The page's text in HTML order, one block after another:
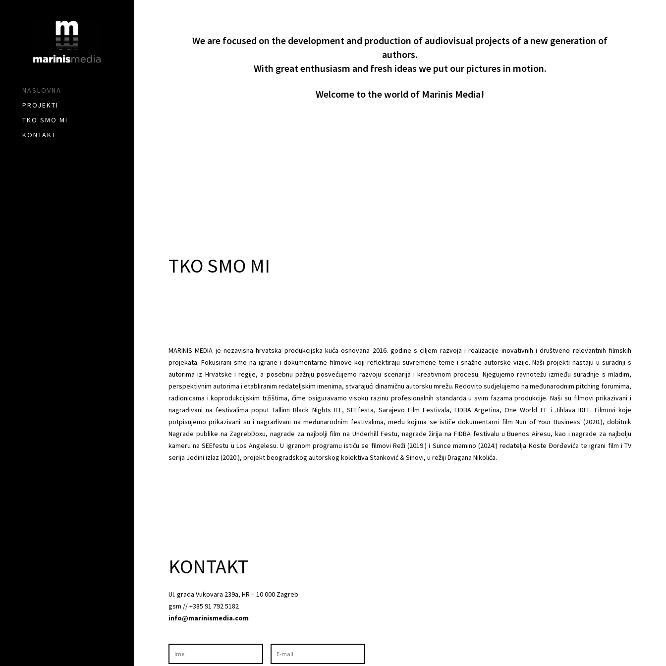
NASLOVNA
PROJEKTI
TKO SMO MI
KONTAKT
We are focused on the development and production of audiovisual projects of a new generation of
authors.
With great enthusiasm and fresh ideas we put our pictures in motion.
Welcome to the world of Marinis Media!
TKO SMO MI
MARINIS MEDIA je nezavisna hrvatska produkcijska kuća osnovana 2016. godine s ciljem razvoja i realizacije inovativnih i društveno relevantnih filmskih
projekata. Fokusirani smo na igrane i dokumentarne filmove koji reflektiraju suvremene teme i snažne autorske vizije. Naši projekti nastaju u suradnji s
autorima iz Hrvatske i regije, a posebnu pažnju posvećujemo razvoju scenarija i kreativnom procesu. Njegujemo ravnotežu između suradnje s mladim,
perspektivnim autorima i etabliranim redateljskim imenima, stvarajući dinamičnu autorsku mrežu. Redovito sudjelujemo na međunarodnim pitching forumima,
radionicama i koprodukcijskim tržištima, čime osiguravamo visoku razinu profesionalnih standarda u svim fazama produkcije. Naši su filmovi prikazivani i
nagrađivani na festivalima poput Tallinn Black Nights IFF, SEEfesta, Sarajevo Film Festivala, FIDBA Argetina, One World FF i Jihlava IDFF. Filmovi koje
potpisujemo prikazivani su i nagrađivani na međunarodnim festivalima, među kojima se ističe dokumentarni film Nun of Your Business (2020.), dobitnik
Nagrade publike na ZagrebDoxu, nagrade za najbolji film na Underhill Festu, nagrade žirija na FIDBA festivalu u Buenos Airesu, kao i nagrade za najbolju
kameru na SEEfestu u Los Angelesu. U igranom programu ističu se filmovi Reži (2019.) i Sunce mamino (2024.) redatelja Koste Đorđevića te igrani film i TV
serija Jedini izlaz (2020.), projekt beogradskog autorskog kolektiva Stanković & Sinovi, u režiji Dragana Nikolića.
KONTAKT
Ul. grada Vukovara 239a, HR – 10 000 Zagreb
gsm // +385 91 792 5182
info@marinismedia.com